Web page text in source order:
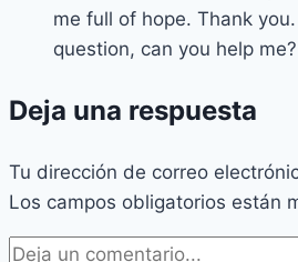
me full of hope. Thank
question, can you help me?
Deja una respuesta
Tu dirección de correo
Los campos obligatorios están